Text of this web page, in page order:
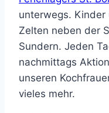
unterwegs.
Zelten neben der
Sundern. Jeden
nachmittags
unseren
vieles mehr.